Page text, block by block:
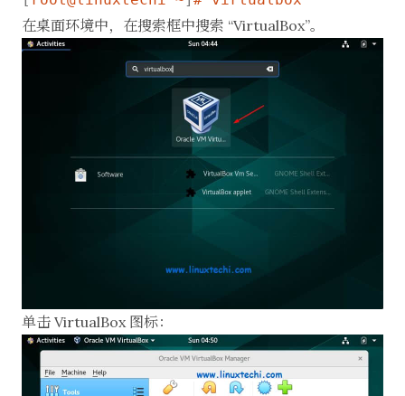
在桌面环境中，在搜索框中搜索 “VirtualBox”。
单击 VirtualBox 图标：